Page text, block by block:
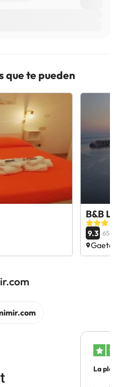
que te pueden
B&B
9.3 65
La